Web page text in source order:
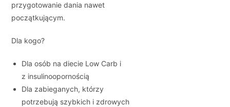
przygotowanie dania nawet
początkującym.
Dla kogo?
Dla osób na diecie Low Carb i
z insulinoopornością
Dla zabieganych, którzy
potrzebują szybkich i zdrowych